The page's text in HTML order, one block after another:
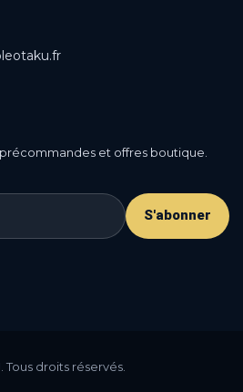
Cookie Popup.
et offres boutique.
S'abonner
Tous droits réservés.